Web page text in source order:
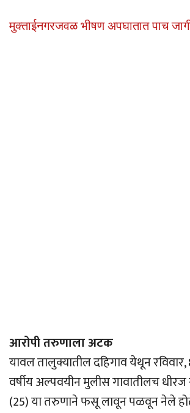
मुक्ताईनगरजवळ भीषण अपघातात पाच
आरोपी तरुणाला अटक
यावल तालुक्यातील दहिगाव येथून रविवार,
वर्षीय अल्पवयीन मुलीस गावातीलच धीरज
(25) या तरुणाने फसू लावून पळवून नेले